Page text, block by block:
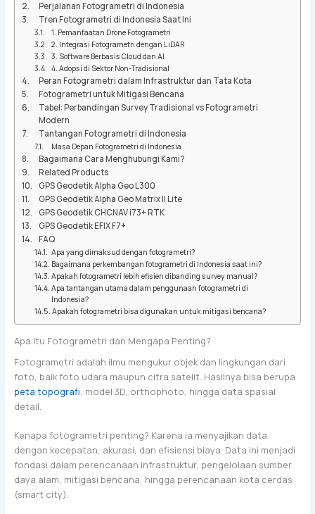
Perjalanan Fotogrametri di Indonesia
Tren Fotogrametri di Indonesia Saat Ini
1. Pemanfaatan Drone Fotogrametri
2. Integrasi Fotogrametri dengan LiDAR
3. Software Berbasis Cloud dan AI
4. Adopsi di Sektor Non-Tradisional
Peran Fotogrametri dalam Infrastruktur dan Tata Kota
Fotogrametri untuk Mitigasi Bencana
Tabel: Perbandingan Survey Tradisional vs Fotogrametri
Modern
Tantangan Fotogrametri di Indonesia
Masa Depan Fotogrametri di Indonesia
Bagaimana Cara Menghubungi Kami?
Related Products
GPS Geodetik Alpha Geo L300
GPS Geodetik Alpha Geo Matrix II Lite
GPS Geodetik CHCNAV i73+ RTK
GPS Geodetik EFIX F7+
FAQ
Apa yang dimaksud dengan fotogrametri?
Bagaimana perkembangan fotogrametri di Indonesia saat ini?
Apakah fotogrametri lebih efisien dibanding survey manual?
Apa tantangan utama dalam penggunaan fotogrametri di
Indonesia?
Apakah fotogrametri bisa digunakan untuk mitigasi bencana?
Apa Itu Fotogrametri dan Mengapa Penting?
Fotogrametri adalah ilmu mengukur objek dan lingkungan dari
foto, baik foto udara maupun citra satelit. Hasilnya bisa berupa
peta topografi, model 3D, orthophoto, hingga data spasial
detail.
Kenapa fotogrametri penting? Karena ia menyajikan data
dengan kecepatan, akurasi, dan efisiensi biaya. Data ini menjadi
fondasi dalam perencanaan infrastruktur, pengelolaan sumber
daya alam, mitigasi bencana, hingga perencanaan kota cerdas
(smart city).